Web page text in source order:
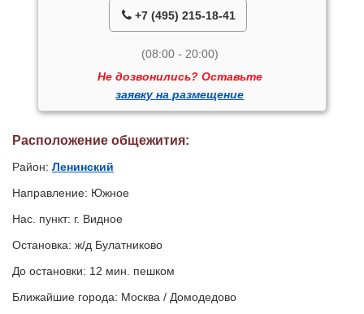
+7 (495) 215-18-41
(08:00 - 20:00)
Не дозвонились? Оставьте
заявку на размещение
Расположение общежития:
Район: Ленинский
Направление: Южное
Нас. пункт: г. Видное
Остановка: ж/д Булатниково
До остановки: 12 мин. пешком
Ближайшие города: Москва / Домодедово